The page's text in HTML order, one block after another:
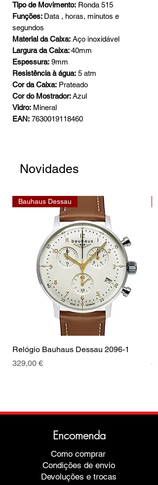
Tipo de Movimento: Ronda 515
Funções: Data , horas, minutos e
segundos
Material da Caixa: Aço inoxidável
Largura da Caixa:40mm
Espessura: 9mm
Resistência à água: 5 atm
Cor da Caixa: Prateado
Cor do Mostrador:Azul
Vidro: Mineral
EAN: 7630019118460
Novidades
Bauhaus Dessau
Relógio Bauhaus Dessau 2096-1
Preço
329,00 €
Encomenda
Como comprar
Condições de envio
Devoluções e trocas